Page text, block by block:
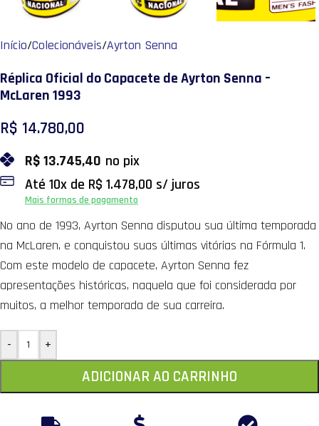
Início/Colecionáveis/Ayrton Senna
Réplica Oficial do Capacete de Ayrton Senna –
McLaren 1993
R$ 14.780,00
R$13.745,40 no pix
Até 10x de R$ 1.478,00 s/ juros
Mais formas de pagamento
No ano de 1993, Ayrton Senna disputou sua última temporada
na McLaren, e conquistou suas últimas vitórias na Fórmula 1.
Com este modelo de capacete, Ayrton Senna fez
apresentações históricas, naquela que foi considerada por
muitos, a melhor temporada de sua carreira.
- +
ADICIONAR AO CARRINHO